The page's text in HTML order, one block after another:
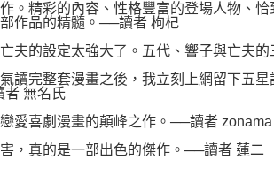
。精彩的內容、性格豐富的登場人物、
作品的精髓。──讀者 枸杞
夫的設定太強大了。五代、響子與亡夫
讀完整套漫畫之後，我立刻上網留下五
者 無名氏
愛喜劇漫畫的顛峰之作。──讀者 zonama
，真的是一部出色的傑作。──讀者 蓮二